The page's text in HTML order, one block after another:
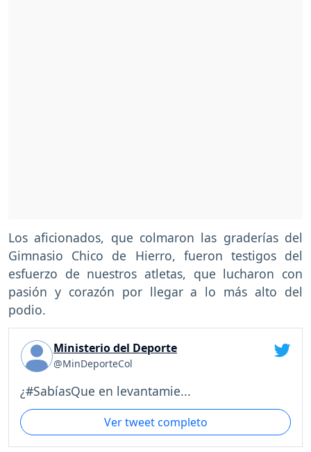
Los aficionados, que colmaron las graderías del
Gimnasio Chico de Hierro, fueron testigos del
esfuerzo de nuestros atletas, que lucharon con
pasión y corazón por llegar a lo más alto del
podio.
Ministerio del Deporte
@MinDeporteCol
¿#SabíasQue en levantamie...
Ver tweet completo